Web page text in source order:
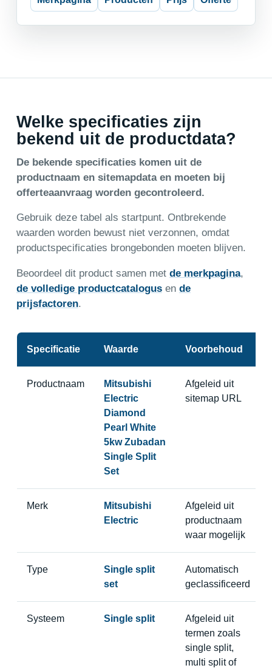
Welke specificaties zijn
bekend uit de productdata?
De bekende specificaties komen uit de
productnaam en sitemapdata en moeten bij
offerteaanvraag worden gecontroleerd.
Gebruik deze tabel als startpunt. Ontbrekende
waarden worden bewust niet verzonnen, omdat
productspecificaties brongebonden moeten blijven.
Beoordeel dit product samen met de merkpagina,
de volledige productcatalogusen de
prijsfactoren.
Specificatie Waarde Voorbehoud
Productnaam
Mitsubishi
Electric
Diamond
Pearl White
5kw Zubadan
Single Split
Set
Afgeleid uit
sitemap URL
Merk
Mitsubishi
Electric
Afgeleid uit
productnaam
waar mogelijk
Type
Single split
set
Automatisch
geclassificeerd
Systeem Single split
Afgeleid uit
termen zoals
single split,
multi split of